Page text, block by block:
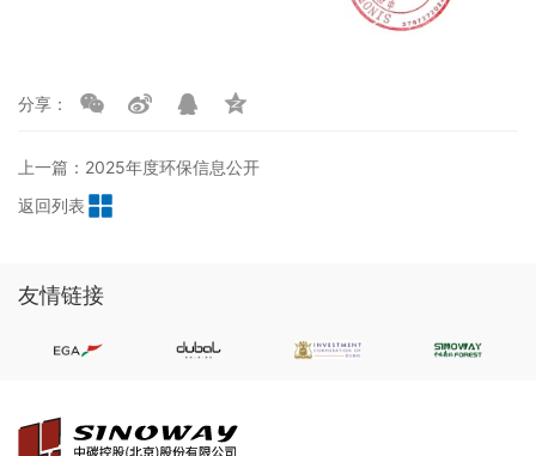
分享：
返回列表
上一篇：2025年度环保信息公开
友情链接